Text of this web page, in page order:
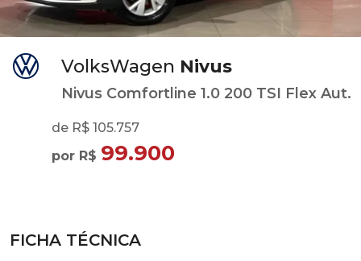
VolksWagen Nivus
Nivus Comfortline 1.0 200 TSI Flex Aut.
de R$ 105.757
por R$ 99.900
FICHA TÉCNICA